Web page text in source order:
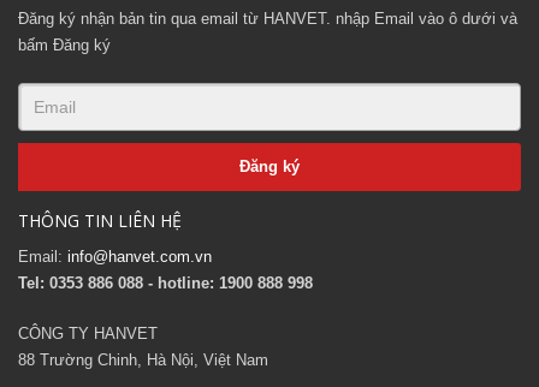
Đăng ký nhận bản tin qua email từ HANVET. nhập Email vào ô dưới và
bấm Đăng ký
THÔNG TIN LIÊN HỆ
Email: info@hanvet.com.vn
Tel: 0353 886 088 - hotline: 1900 888 998
CÔNG TY HANVET
88 Trường Chinh, Hà Nội, Việt Nam